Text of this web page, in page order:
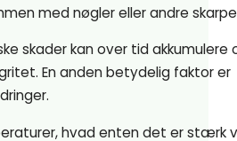
med nøgler eller andre
skader kan over tid
En anden betydelig faktor er
hvad enten det er stærk